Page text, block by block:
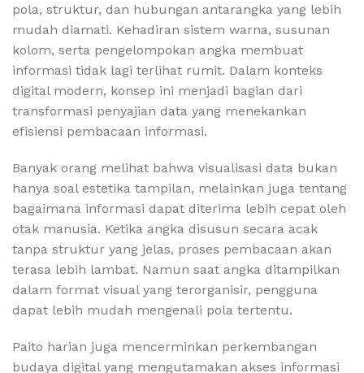
pola, struktur, dan hubungan antarangka yang lebih
mudah diamati. Kehadiran sistem warna, susunan
kolom, serta pengelompokan angka membuat
informasi tidak lagi terlihat rumit. Dalam konteks
digital modern, konsep ini menjadi bagian dari
transformasi penyajian data yang menekankan
efisiensi pembacaan informasi.
Banyak orang melihat bahwa visualisasi data bukan
hanya soal estetika tampilan, melainkan juga tentang
bagaimana informasi dapat diterima lebih cepat oleh
otak manusia. Ketika angka disusun secara acak
tanpa struktur yang jelas, proses pembacaan akan
terasa lebih lambat. Namun saat angka ditampilkan
dalam format visual yang terorganisir, pengguna
dapat lebih mudah mengenali pola tertentu.
Paito harian juga mencerminkan perkembangan
budaya digital yang mengutamakan akses informasi